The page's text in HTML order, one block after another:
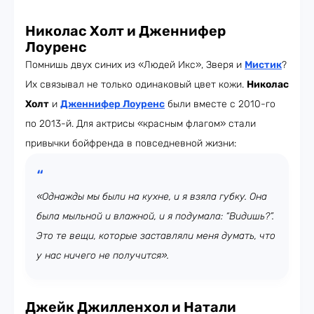
Николас Холт и Дженнифер
Лоуренс
Помнишь двух синих из «Людей Икс», Зверя и Мистик?
Их связывал не только одинаковый цвет кожи. Николас
Холт и Дженнифер Лоуренс были вместе с 2010-го
по 2013-й. Для актрисы «красным флагом» стали
привычки бойфренда в повседневной жизни:
«Однажды мы были на кухне, и я взяла губку. Она
была мыльной и влажной, и я подумала: “Видишь?”.
Это те вещи, которые заставляли меня думать, что
у нас ничего не получится».
Джейк Джилленхол и Натали